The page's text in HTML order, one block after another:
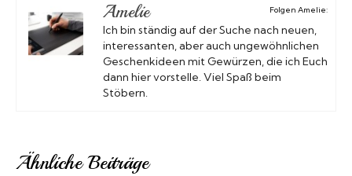
Folgen Amelie:
Amelie
Ich bin ständig auf der Suche nach neuen,
interessanten, aber auch ungewöhnlichen
Geschenkideen mit Gewürzen, die ich Euch
dann hier vorstelle. Viel Spaß beim
Stöbern.
Ähnliche Beiträge